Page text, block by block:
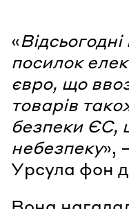
«
посилок
євро, що
товарів
безпеки ЄС,
небезпеку»,
Урсула фон